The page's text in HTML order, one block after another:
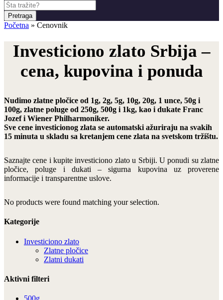
Pretraga
Početna » Cenovnik
Investiciono zlato Srbija –
cena, kupovina i ponuda
Nudimo zlatne pločice od 1g, 2g, 5g, 10g, 20g, 1 unce, 50g i
100g, zlatne poluge od 250g, 500g i 1kg, kao i dukate Franc
Jozef i Wiener Philharmoniker.
Sve cene investicionog zlata se automatski ažuriraju na svakih
15 minuta u skladu sa kretanjem cene zlata na svetskom tržištu.
Saznajte cene i kupite investiciono zlato u Srbiji. U ponudi su zlatne
pločice, poluge i dukati – sigurna kupovina uz proverene
informacije i transparentne uslove.
No products were found matching your selection.
Kategorije
Investiciono zlato
Zlatne pločice
Zlatni dukati
Aktivni filteri